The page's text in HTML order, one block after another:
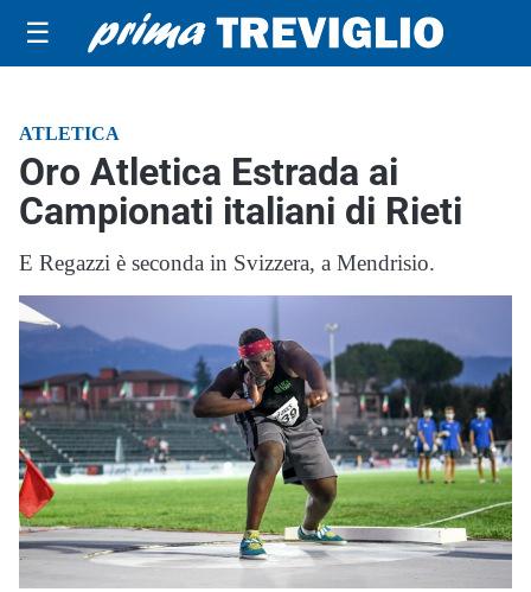
☰
ATLETICA
Oro Atletica Estrada ai
Campionati italiani di Rieti
E Regazzi è seconda in Svizzera, a Mendrisio.